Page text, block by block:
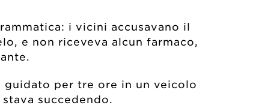
i vicini accusavano il
e non riceveva alcun farmaco,
guidato per tre ore in un veicolo
succedendo.